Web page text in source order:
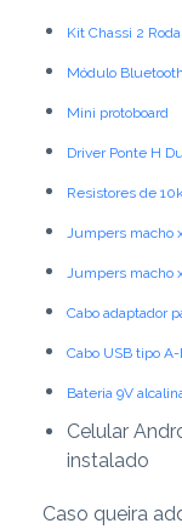
Kit Chassi 2
Módulo
Mini protoboard
Driver Ponte H
Resistores de 10k
Jumpers macho
Jumpers macho
Cabo adaptador
Cabo USB tipo
Bateria 9V
Celular
instalado
Caso queira